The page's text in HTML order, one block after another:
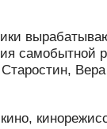
самобытной